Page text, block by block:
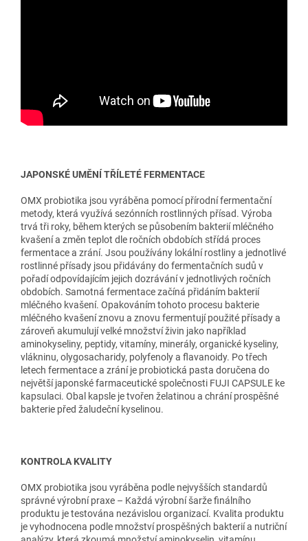
JAPONSKÉ UMĚNÍ TŘÍLETÉ FERMENTACE
OMX probiotika jsou vyráběna pomocí přírodní fermentační
metody, která využívá sezónních rostlinných přísad. Výroba
trvá tři roky, během kterých se působením bakterií mléčného
kvašení a změn teplot dle ročních obdobích střídá proces
fermentace a zrání. Jsou používány lokální rostliny a jednotlivé
rostlinné přísady jsou přidávány do fermentačních sudů v
pořadí odpovídajícím jejich dozrávání v jednotlivých ročních
obdobích. Samotná fermentace začíná přidáním bakterií
mléčného kvašení. Opakováním tohoto procesu bakterie
mléčného kvašení znovu a znovu fermentují použité přísady a
zároveň akumulují velké množství živin jako například
aminokyseliny, peptidy, vitamíny, minerály, organické kyseliny,
vlákninu, olygosacharidy, polyfenoly a flavanoidy. Po třech
letech fermentace a zrání je probiotická pasta doručena do
největší japonské farmaceutické společnosti FUJI CAPSULE ke
kapsulaci. Obal kapsle je tvořen želatinou a chrání prospěšné
bakterie před žaludeční kyselinou.
KONTROLA KVALITY
OMX probiotika jsou vyráběna podle nejvyšších standardů
správné výrobní praxe – Každá výrobní šarže finálního
produktu je testována nezávislou organizací. Kvalita produktu
je vyhodnocena podle množství prospěšných bakterií a nutriční